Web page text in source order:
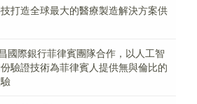
打造全球最大的醫療製造解決方案供
國際銀行菲律賓團隊合作，以人工智
驗證技術為菲律賓人提供無與倫比的